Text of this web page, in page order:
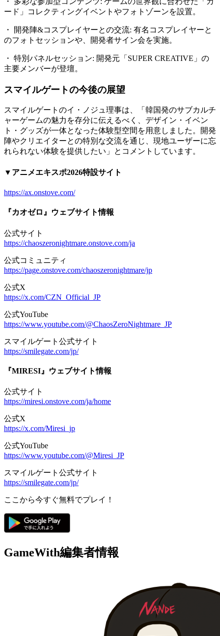
ード」コレクティングイベントやフォトゾーンを設置。
・ 開発陣&コスプレイヤーとの交流: 有名コスプレイヤーと
のフォトセッションや、開発者サイン会を実施。
・ 特別パネルセッション: 開発元「SUPER CREATIVE」の
主要メンバーが登壇。
スマイルゲートの今後の展望
スマイルゲートのイ・ノジュ理事は、「韓国発のサブカルチ
ャーゲームの魅力を存分に伝えるべく、デザイン・イベン
ト・グッズが一体となった体験型空間を用意しました。開発
陣やクリエイターとの特別な交流を通じ、現地ユーザーに忘
れられない体験を提供したい」とコメントしています。
▼アニメエキスポ2026特設サイト
https://ax.onstove.com/
『カオゼロ』ウェブサイト情報
公式サイト
https://chaoszeronightmare.onstove.com/ja
公式コミュニティ
https://page.onstove.com/chaoszeronightmare/jp
公式X
https://x.com/CZN_Official_JP
公式YouTube
https://www.youtube.com/@ChaosZeroNightmare_JP
スマイルゲート公式サイト
https://smilegate.com/jp/
『MIRESI』ウェブサイト情報
公式サイト
https://miresi.onstove.com/ja/home
公式X
https://x.com/Miresi_jp
公式YouTube
https://www.youtube.com/@Miresi_JP
スマイルゲート公式サイト
https://smilegate.com/jp/
ここから今すぐ無料でプレイ！
GameWith編集者情報